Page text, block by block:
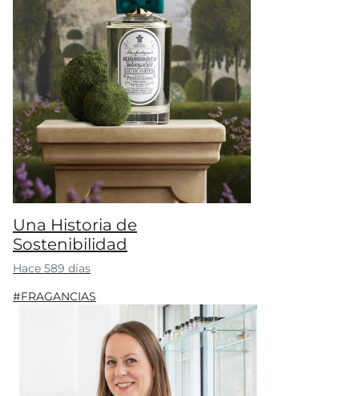
Una Historia de
Sostenibilidad
Hace 589 días
#FRAGANCIAS